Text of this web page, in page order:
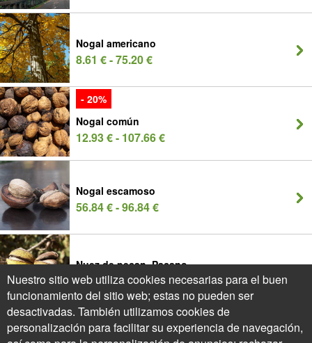
Nogal americano
8.61 € - 75.20 €
- 20%
Nogal común
12.93 € - 107.66 €
Nogal escamoso
56.84 € - 96.84 €
Nuez de pecan, Pacano
5.15 € - 102.26 €
- 15%
Nuestro sitio web utiliza cookies necesarias para el buen
funcionamiento del sitio web; estas no pueden ser
desactivadas. También utilizamos cookies de
personalización para facilitar su experiencia de navegación,